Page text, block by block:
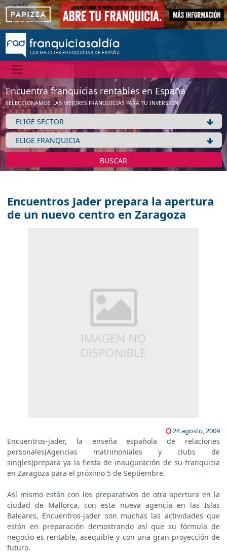
Encuentra franquicias rentables en España
SELECCIONAMOS LAS MEJORES FRANQUICIAS PARA TU INVERSIÓN
BUSCAR
Encuentros Jader prepara la apertura
de un nuevo centro en Zaragoza
24 agosto, 2009
Encuentros-jader, la enseña española de relaciones
personales(Agencias matrimoniales y clubs de
singles)prepara ya la fiesta de inauguración de su franquicia
en Zaragoza para el próximo 5 de Septiembre.
Así mismo están con los preparativos de otra apertura en la
ciudad de Mallorca, con esta nueva agencia en las Islas
Baleares, Encuentros-jader son muchas las actividades que
están en preparación demostrando así que su fórmula de
negocio es rentable, asequible y con una gran proyección de
futuro.